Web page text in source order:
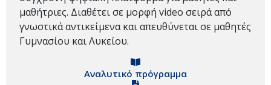
μαθήτριες. Διαθέτει σε μορφή video σειρά από
γνωστικά αντικείμενα και απευθύνεται σε μαθητές
Γυμνασίου και Λυκείου.
Αναλυτικό πρόγραμμα